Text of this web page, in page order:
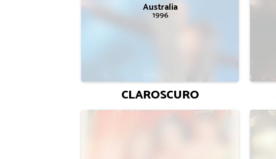
Australia
1996
CLAROSCURO